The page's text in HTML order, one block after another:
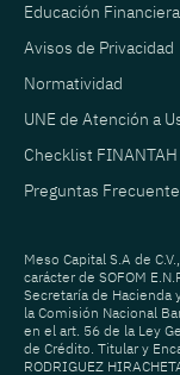
Educación Financiera
Avisos de Privacidad
Normatividad
UNE de Atención a
Checklist FINANTAH
Preguntas
Meso Capital S.A de
carácter de SOFOM
Secretaría de Hacienda
la Comisión Nacional
en el art. 56 de la Ley
de Crédito. Titular y
RODRIGUEZ